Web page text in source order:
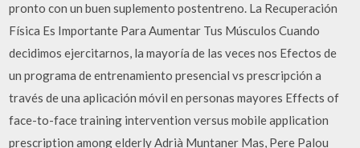
pronto con un buen suplemento postentreno. La Recuperación
Física Es Importante Para Aumentar Tus Músculos Cuando
decidimos ejercitarnos, la mayoría de las veces nos Efectos de
un programa de entrenamiento presencial vs prescripción a
través de una aplicación móvil en personas mayores Effects of
face-to-face training intervention versus mobile application
prescription among elderly Adrià Muntaner Mas, Pere Palou